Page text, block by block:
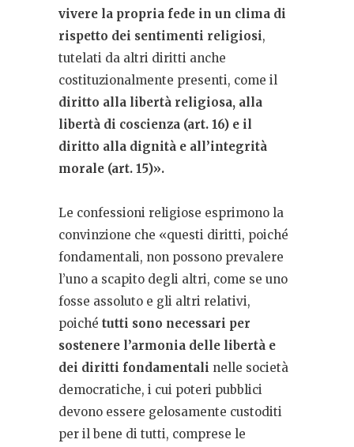
vivere la propria fede in un clima di
rispetto dei sentimenti religiosi,
tutelati da altri diritti anche
costituzionalmente presenti, come il
diritto alla libertà religiosa, alla
libertà di coscienza (art. 16) e il
diritto alla dignità e all’integrità
morale (art. 15)».
Le confessioni religiose esprimono la
convinzione che «questi diritti, poiché
fondamentali, non possono prevalere
l’uno a scapito degli altri, come se uno
fosse assoluto e gli altri relativi,
poiché tutti sono necessari per
sostenere l’armonia delle libertà e
dei diritti fondamentali nelle società
democratiche, i cui poteri pubblici
devono essere gelosamente custoditi
per il bene di tutti, comprese le